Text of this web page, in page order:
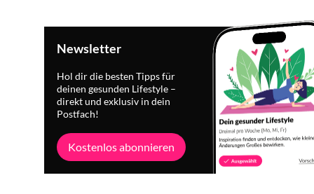
Newsletter
Hol dir die besten Tipps für
deinen gesunden Lifestyle –
direkt und exklusiv in dein
Postfach!
Kostenlos abonnieren